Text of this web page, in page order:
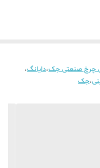
چرخ صنعتی جک،دایانگ،
،جک